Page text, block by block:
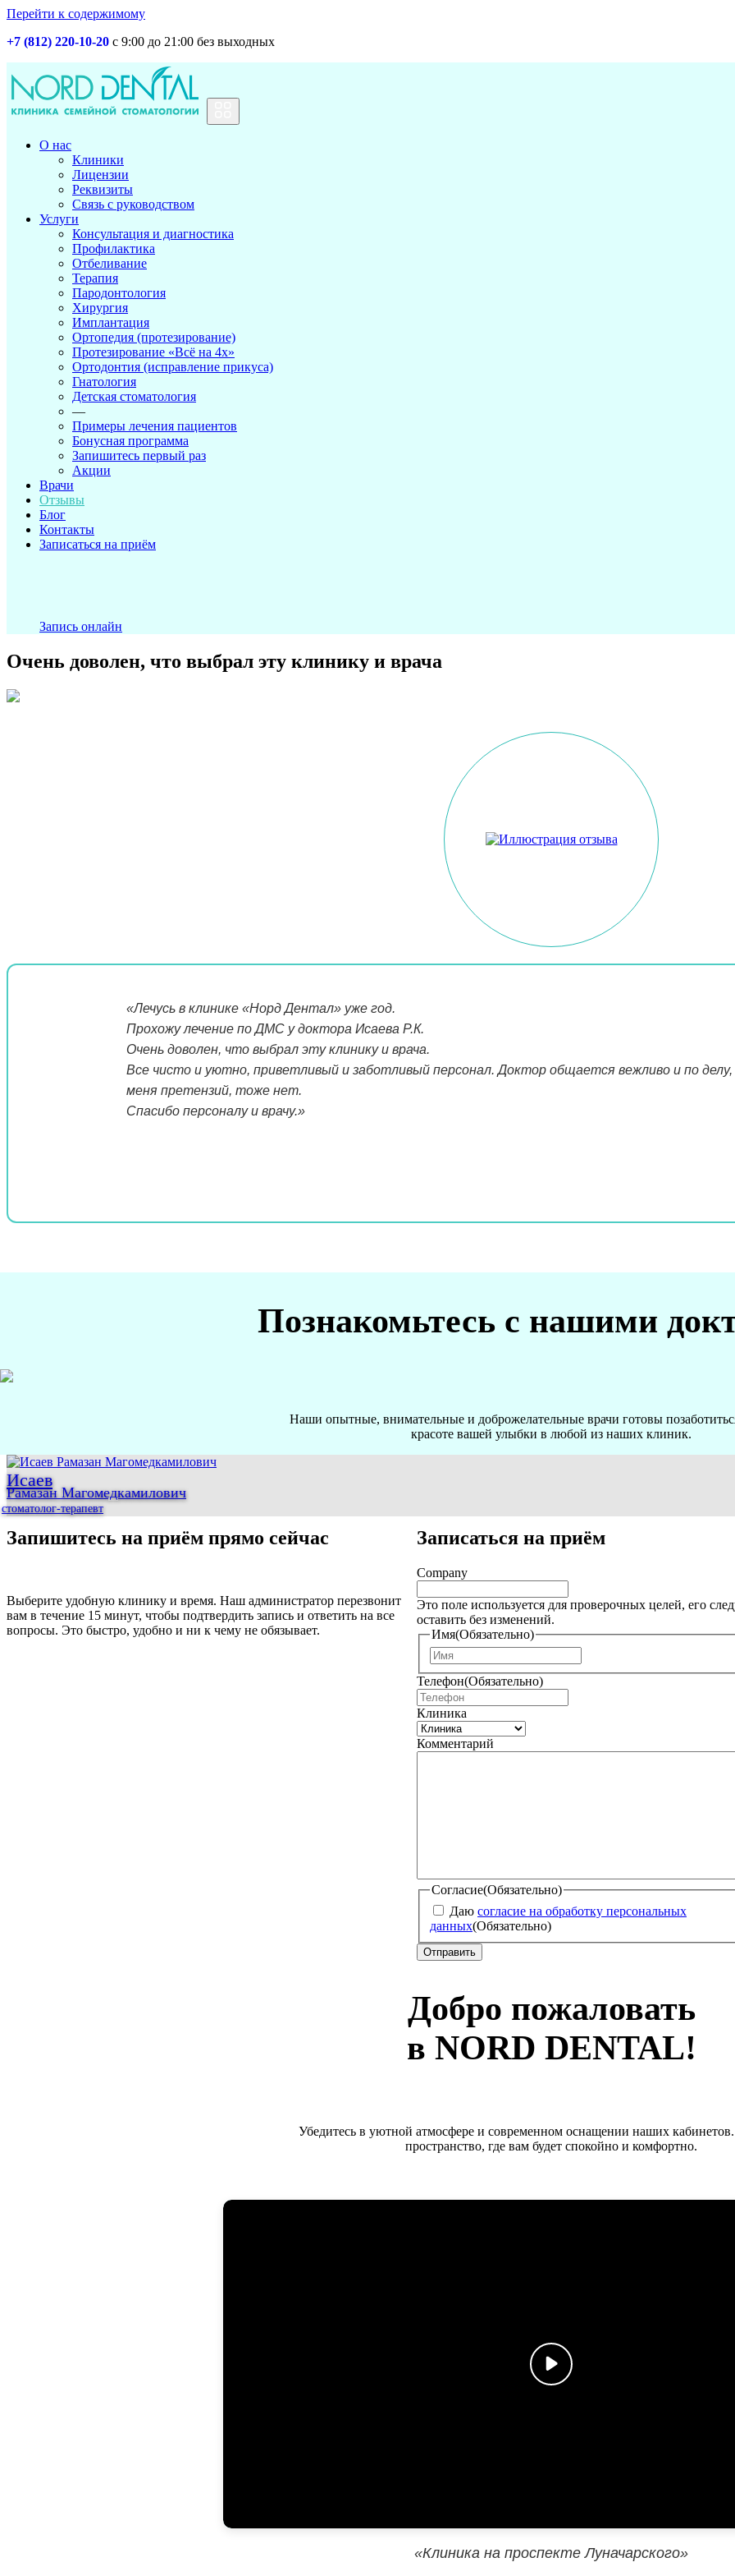
Перейти к содержимому
+7 (812) 220-10-20 с 9:00 до 21:00 без выходных
Основная
навигация
О нас
Клиники
Лицензии
Реквизиты
Связь с руководством
Услуги
Консультация и диагностика
Профилактика
Отбеливание
Терапия
Пародонтология
Хирургия
Имплантация
Ортопедия (протезирование)
Протезирование «Всё на 4х»
Ортодонтия (исправление прикуса)
Гнатология
Детская стоматология
—
Примеры лечения пациентов
Бонусная программа
Запишитесь первый раз
Акции
Врачи
Отзывы
Блог
Контакты
Записаться на приём
Запись онлайн
Очень доволен, что выбрал эту клинику и врача
«Лечусь в клинике «Норд Дентал» уже год.
Прохожу лечение по ДМС у доктора Исаева Р.К.
Очень доволен, что выбрал эту клинику и врача.
Все чисто и уютно, приветливый и заботливый персонал. Доктор общается вежливо и по
меня претензий, тоже нет.
Спасибо персоналу и врачу.»
Познакомьтесь с нашими
Наши опытные, внимательные и доброжелательные врачи готовы
красоте вашей улыбки в любой из наших клиник.
Исаев
Рамазан Магомедкамилович
стоматолог-терапевт
Запишитесь на приём прямо сейчас
Выберите удобную клинику и время. Наш администратор перезвонит
вам в течение 15 минут, чтобы подтвердить запись и ответить на все
вопросы. Это быстро, удобно и ни к чему не обязывает.
Записаться на приём
Company
Это поле используется для проверочных целей, его
оставить без изменений.
Имя(Обязательно)
м
Телефон(Обязательно)
Клиника
Комментарий
Согласие(Обязательно)
Даю согласие на обработку персональных
данных(Обязательно)
Добро пожаловать
в NORD DENTAL!
Убедитесь в уютной атмосфере и современном оснащении наших
пространство, где вам будет спокойно и комфортно.
«Клиника на проспекте Луначарского»